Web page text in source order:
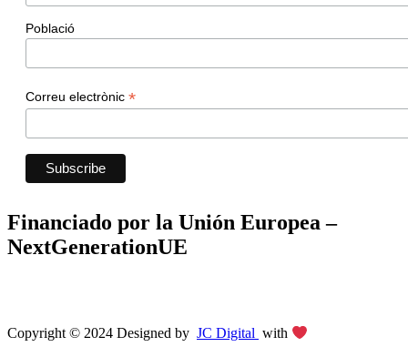
Població
Correu electrònic *
Financiado por la Unión Europea –
NextGenerationUE
Copyright © 2024 Designed by JC Digital with